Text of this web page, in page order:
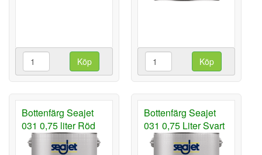
Köp Köp
Bottenfärg Seajet
031 0,75 liter Röd
Bottenfärg Seajet
031 0,75 Liter Svart